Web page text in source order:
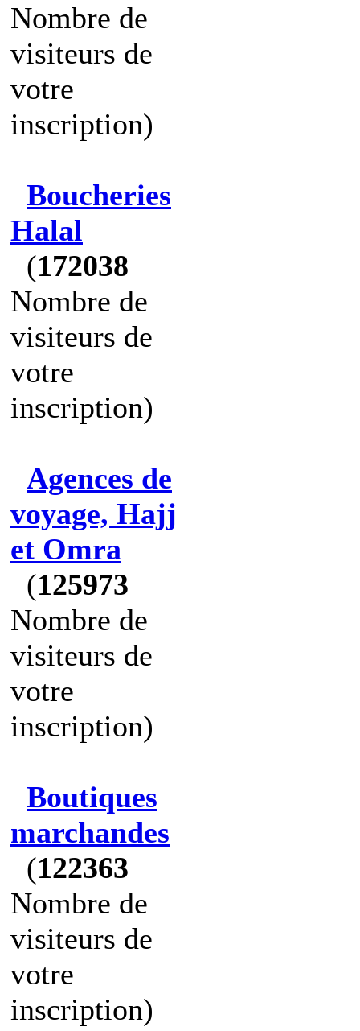
Nombre de
visiteurs de
votre
inscription)
Boucheries
Halal
(172038
Nombre de
visiteurs de
votre
inscription)
Agences de
voyage, Hajj
et Omra
(125973
Nombre de
visiteurs de
votre
inscription)
Boutiques
marchandes
(122363
Nombre de
visiteurs de
votre
inscription)